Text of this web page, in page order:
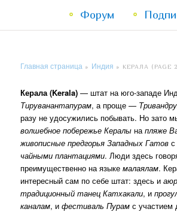
к
к
Форум
Главная страница » Индия » КЕРАЛА (PAGE
Керала (Kerala) — штат на юго-западе
Тируванантапурам, а проще —
разу не удосужились побывать. Но зато
волшебное побережье Кералы напляже
живописные предгорья Западных Гатов
чайными плантациями. Люди здесь
преимущественно на языкемалаялам.
интересный сам по себе штат: здесь и
традиционный танец Катхакали, и
каналам, ифестиваль Пурам с участием